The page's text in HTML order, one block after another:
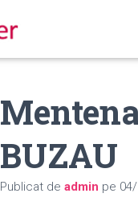
BUZAU
Publicat de admin pe